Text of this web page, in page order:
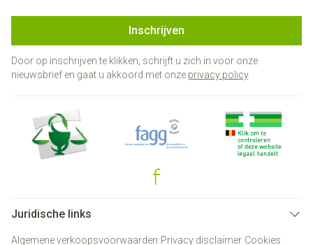
Inschrijven
Door op inschrijven te klikken, schrijft u zich in voor onze
nieuwsbrief en gaat u akkoord met onze privacy policy.
Juridische links
Algemene verkoopsvoorwaarden Privacy disclaimer Cookies